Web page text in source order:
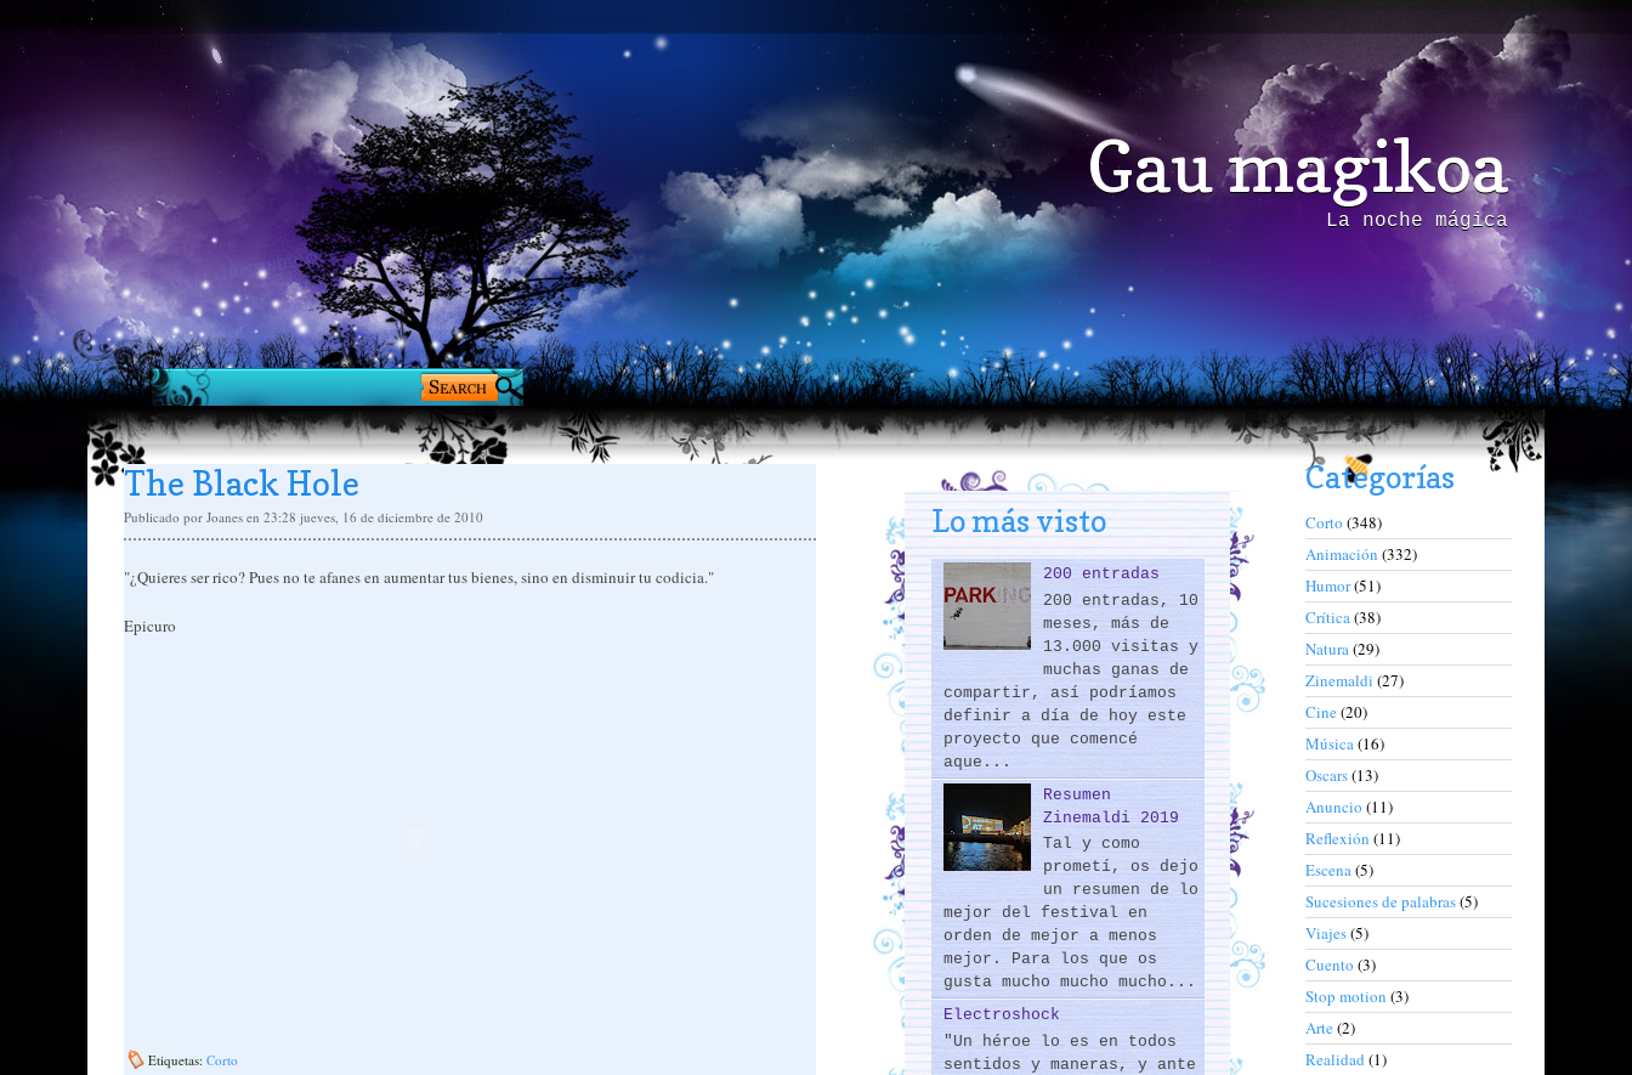
Gau magikoa
La noche mágica
The Black Hole
Publicado por Joanes en 23:28 jueves, 16 de diciembre de 2010
"¿Quieres ser rico? Pues no te afanes en aumentar tus bienes, sino en disminuir tu codicia."
Epicuro
Etiquetas: Corto
Lo más visto
200 entradas
200 entradas, 10
meses, más de
13.000 visitas y
muchas ganas de
compartir, así podríamos
definir a día de hoy este
proyecto que comencé
aque...
Resumen
Zinemaldi 2019
Tal y como
prometí, os dejo
un resumen de lo
mejor del festival en
orden de mejor a menos
mejor. Para los que os
gusta mucho mucho mucho...
Electroshock
"Un héroe lo es en todos
sentidos y maneras, y ante
Categorías
Corto (348)
Animación (332)
Humor(51)
Crítica(38)
Natura(29)
Zinemaldi (27)
Cine(20)
Música(16)
Oscars(13)
Anuncio (11)
Reflexión (11)
Escena(5)
Sucesiones de palabras(5)
Viajes(5)
Cuento (3)
Stop motion (3)
Arte(2)
Realidad (1)